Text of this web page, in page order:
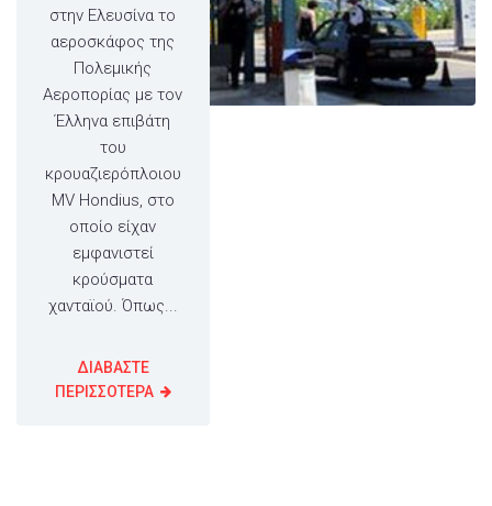
στην Ελευσίνα το
αεροσκάφος της
Πολεμικής
Αεροπορίας με τον
Έλληνα επιβάτη
του
κρουαζιερόπλοιου
MV Hondius, στο
οποίο είχαν
εμφανιστεί
κρούσματα
χανταϊού. Όπως...
ΔΙΑΒΑΣΤΕ
ΠΕΡΙΣΣΟΤΕΡΑ